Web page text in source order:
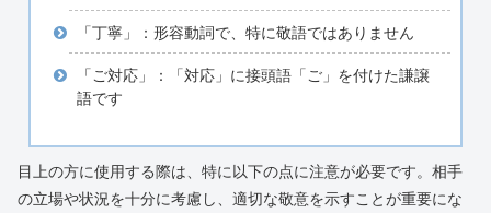
「丁寧」：形容動詞で、特に敬語ではありません
「ご対応」：「対応」に接頭語「ご」を付けた謙譲
語です
目上の方に使用する際は、特に以下の点に注意が必要です。相手
の立場や状況を十分に考慮し、適切な敬意を示すことが重要にな